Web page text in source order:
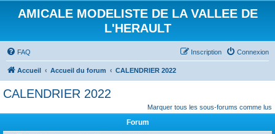
AMICALE MODELISTE DE LA VALLEE DE
L'HERAULT
FAQ Connexion
Inscription
Accueil Accueil du forum CALENDRIER 2022
CALENDRIER 2022
Marquer tous les sous-forums comme lus
Forum